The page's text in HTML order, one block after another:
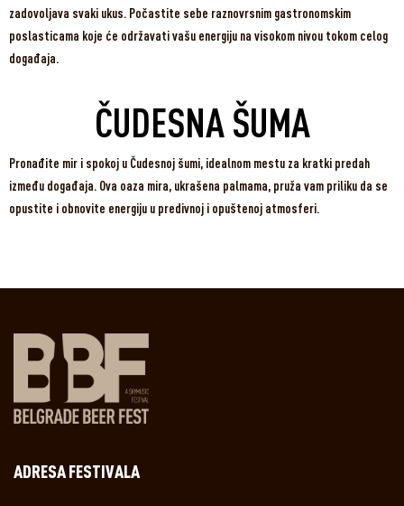
zadovoljava svaki ukus. Počastite sebe raznovrsnim gastronomskim
poslasticama koje će održavati vašu energiju na visokom nivou tokom celog
događaja.
ČUDESNA ŠUMA
Pronađite mir i spokoj u Čudesnoj šumi, idealnom mestu za kratki predah
između događaja. Ova oaza mira, ukrašena palmama, pruža vam priliku da se
opustite i obnovite energiju u predivnoj i opuštenoj atmosferi.
ADRESA FESTIVALA